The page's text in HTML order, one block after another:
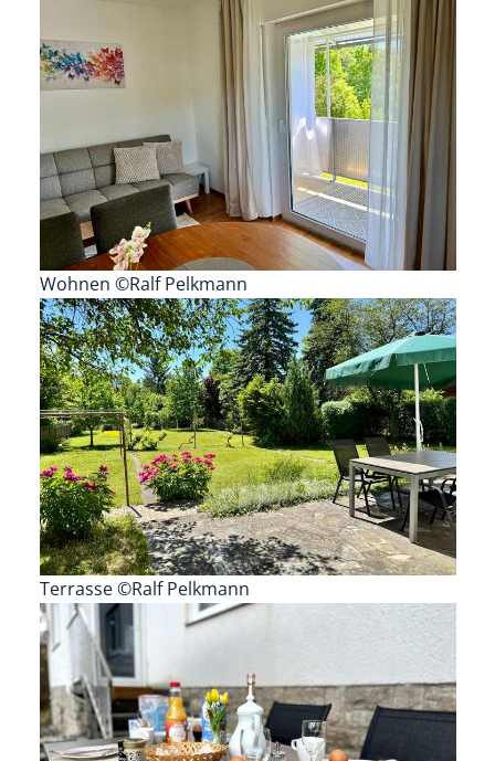
Wohnen ©Ralf Pelkmann
Terrasse ©Ralf Pelkmann